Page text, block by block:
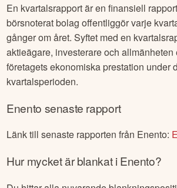
En kvartalsrapport är en finansiell
börsnoterat bolag offentliggör varje
gånger om året. Syftet med en
aktieägare, investerare och allmänheten
företagets ekonomiska prestation under
kvartalsperioden.
Enento senaste rapport
Länk till senaste rapporten från Enento:
Hur mycket är blankat iEnento?